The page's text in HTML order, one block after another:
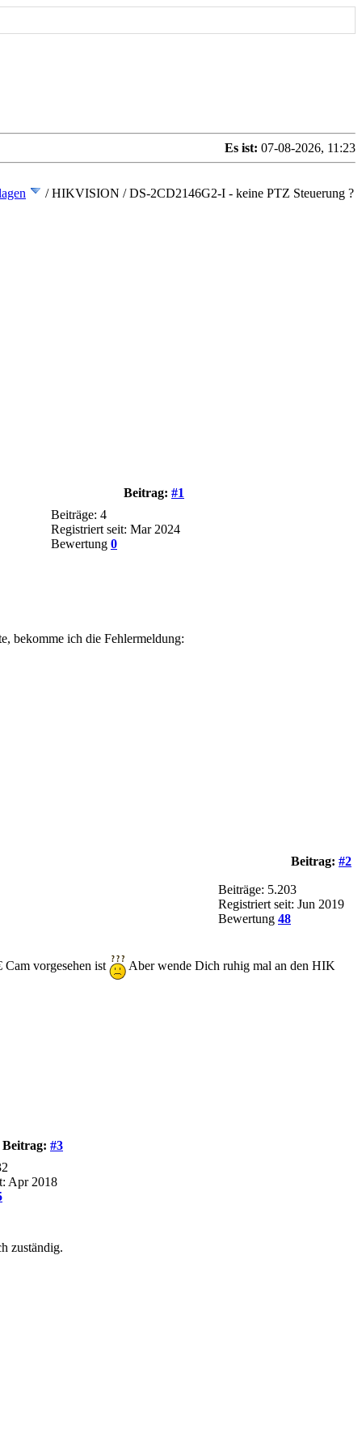
Es ist: 07-08-2026, 11:23
/HIKVISION / DS-2CD2146G2-I - keine PTZ Steuerung ?
Beitrag: #1
Beiträge: 4
Registriert seit: Mar 2024
Bewertung 0
bekomme ich die Fehlermeldung:
Beitrag: #2
Beiträge: 5.203
Registriert seit: Jun 2019
Bewertung 48
vorgesehen ist
Aber wende Dich ruhig mal an den HIK
Beitrag: #3
Apr 2018
zuständig.